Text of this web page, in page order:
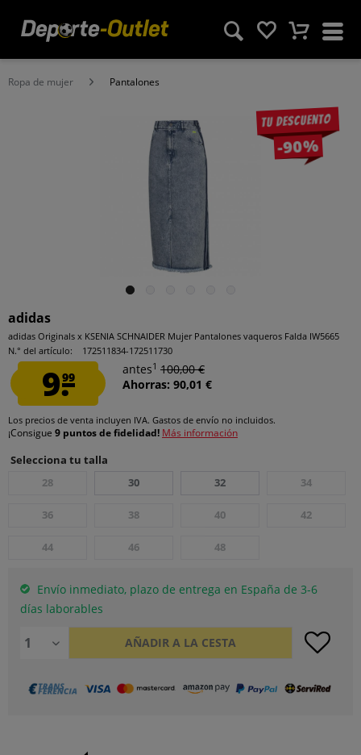
Ropa de mujer Pantalones
Tu descuento
-90%
adidas
adidas Originals x KSENIA SCHNAIDER Mujer Pantalones vaqueros Falda IW5665
N.° del artículo:
172511834-172511730
9.99
antes1 100,00 €
Ahorras: 90,01 €
Los precios de venta incluyen IVA. Gastos de envío no incluidos.
¡Consigue 9 puntos de fidelidad! Más información
Selecciona tu talla
28
30 32 34
36 38 40 42
44 46 48
Envío inmediato, plazo de entrega en España de 3-6
días laborables
AÑADIR A LA CESTA